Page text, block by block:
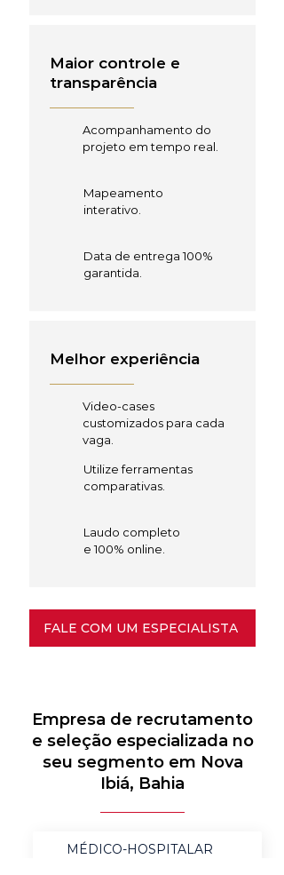
Maior controle e
transparência
Acompanhamento do
projeto em tempo real.
Mapeamento
interativo.
Data de entrega 100%
garantida.
Melhor experiência
Video-cases
customizados para cada
vaga.
Utilize ferramentas
comparativas.
Laudo completo
e 100% online.
FALE COM UM ESPECIALISTA
Empresa de recrutamento
e seleção especializada no
seu segmento em Nova
Ibiá, Bahia
MÉDICO-HOSPITALAR